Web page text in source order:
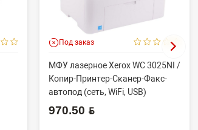
Под заказ
МФУ лазерное Xerox WC 3025NI /
Копир-Принтер-Сканер-Факс-
автопод (сеть, WiFi, USB)
970.50 BYN